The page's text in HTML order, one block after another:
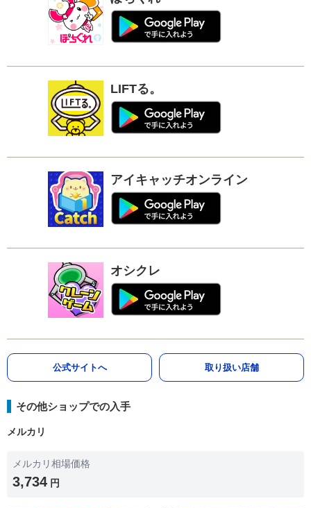
LIFTる。
アイキャッチオンライン
オシクレ
公式サイトへ 取り扱い店舗
その他ショップでの入手
メルカリ
メルカリ相場価格
3,734 円